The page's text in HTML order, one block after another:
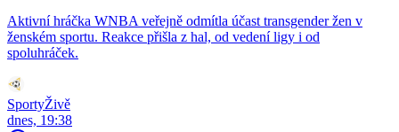
Aktivní hráčka WNBA veřejně odmítla účast transgender žen v
ženském sportu. Reakce přišla z hal, od vedení ligy i od
spoluhráček.
SportyŽivě
dnes, 19:38